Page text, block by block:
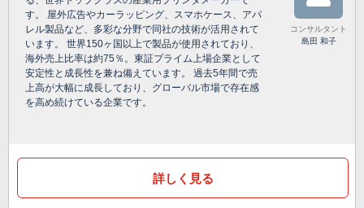
す。 屋外広告やカーラッピング、スマホケース、アパ
レル製品など、多彩な分野で同社の技術が活用されて
います。 世界150ヶ国以上で製品が使用されており、
海外売上比率は約75％。東証プライム上場企業として
安定性と成長性を兼ね備えています。 過去5年間で売
上高が大幅に成長しており、グローバル市場で存在感
を高め続けている企業です。
コンサルタント
島田 和子
詳しく見る